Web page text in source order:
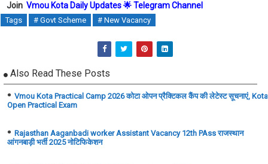
Join Vmou Kota Daily Updates 🌟 Telegram Channel
Tags # Govt Scheme # New Vacancy
Also Read These Posts
Vmou Kota Practical Camp 2026 कोटा ओपन प्रैक्टिकल कैंप की लेटेस्ट सूचनाएं, Kota
Open Practical Exam
Rajasthan Aaganbadi worker Assistant Vacancy 12th PAss राजस्थान
आंगनबाड़ी भर्ती 2025 नोटिफिकेशन